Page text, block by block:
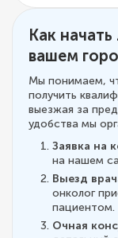
Как
вашем
Мы понимаем,
получить
выезжая за
удобства мы
Заявка на
на нашем
Выезд
онколог
пациентом.
Очная